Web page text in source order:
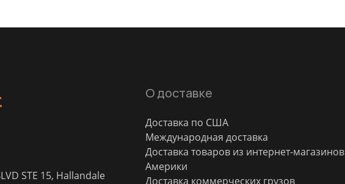
STE 15, Hallandale
О доставке
Доставка по США
Международная доставка
Доставка товаров из интернет-магазинов
Америки
Доставка коммерческих грузов